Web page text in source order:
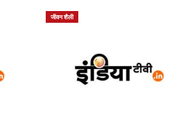
जीवन शैली